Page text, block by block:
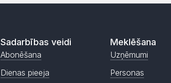
Sadarbības veidi
Abonēšana
Dienas pieeja
Meklēšana
Uzņēmumi
Personas